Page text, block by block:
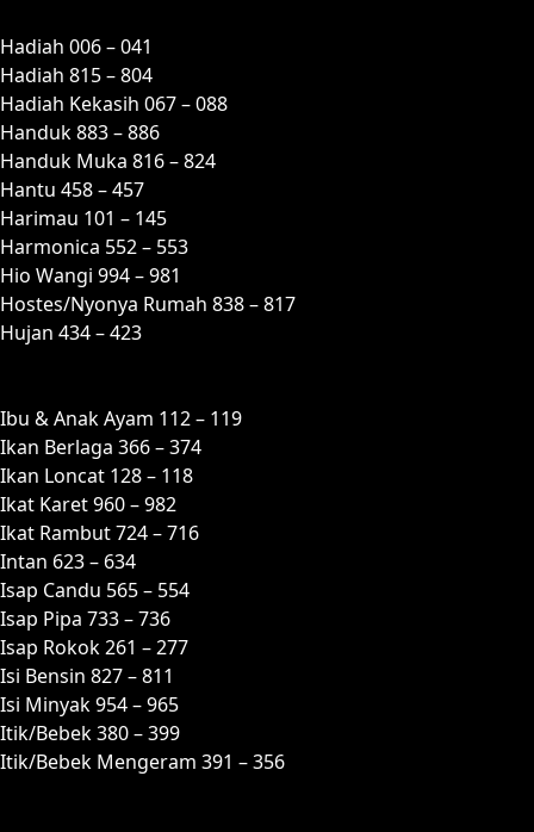
Hadiah 006 – 041
Hadiah 815 – 804
Hadiah Kekasih 067 – 088
Handuk 883 – 886
Handuk Muka 816 – 824
Hantu 458 – 457
Harimau 101 – 145
Harmonica 552 – 553
Hio Wangi 994 – 981
Hostes/Nyonya Rumah 838 – 817
Hujan 434 – 423
Ibu & Anak Ayam 112 – 119
Ikan Berlaga 366 – 374
Ikan Loncat 128 – 118
Ikat Karet 960 – 982
Ikat Rambut 724 – 716
Intan 623 – 634
Isap Candu 565 – 554
Isap Pipa 733 – 736
Isap Rokok 261 – 277
Isi Bensin 827 – 811
Isi Minyak 954 – 965
Itik/Bebek 380 – 399
Itik/Bebek Mengeram 391 – 356